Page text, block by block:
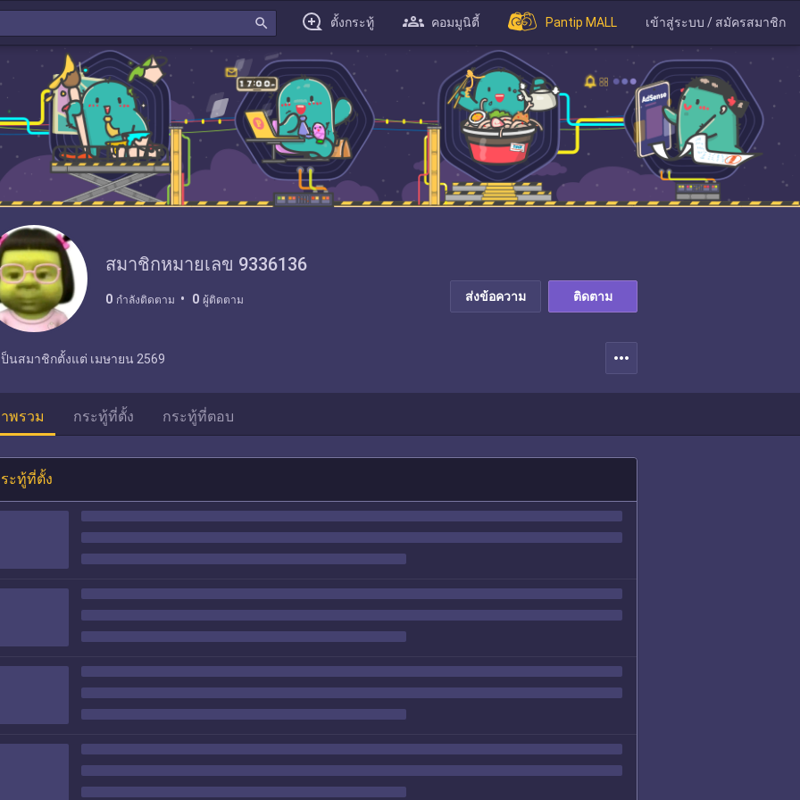
search ตั้งกระทู้ คอมมูนิตี้ Pantip MALL เข้าสู่ระบบ / สมัครสมาชิก
สมาชิกหมายเลข 9336136
0 กำลังติดตาม 0 ผู้ติดตาม ส่งข้อความ ติดตาม
ป็นสมาชิกตั้งแต่ เมษายน 2569 more_horiz
พรวม กระทู้ที่ตั้ง กระทู้ที่ตอบ
ะทู้ที่ตั้ง